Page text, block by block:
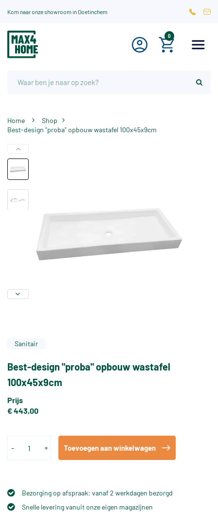
Kom naar onze showroom in Doetinchem
0
Home
Shop
Best-design "proba" opbouw wastafel 100x45x9cm
Sanitair
Best-design "proba" opbouw wastafel
100x45x9cm
Prijs
€ 443,00
- + Toevoegen aan winkelwagen
Bezorging op afspraak: vanaf 2 werkdagen bezorgd
Snelle levering vanuit onze eigen magazijnen